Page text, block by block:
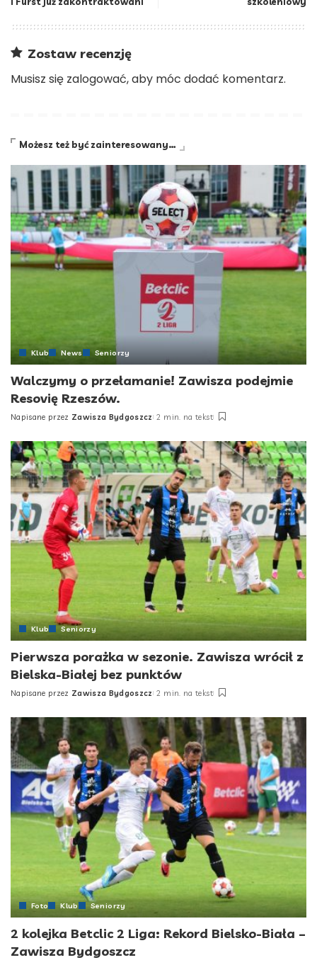
Zostaw recenzję
Musisz się zalogować, aby móc dodać komentarz.
Możesz też być zainteresowany…
Klub News Seniorzy
Walczymy o przełamanie! Zawisza podejmie
Resovię Rzeszów.
Posted
Napisane przez Zawisza Bydgoszcz 2 min. na tekst
Klub Seniorzy
Pierwsza porażka w sezonie. Zawisza wrócił z
Bielska-Białej bez punktów
Posted
Napisane przez Zawisza Bydgoszcz 2 min. na tekst
Foto Klub Seniorzy
2 kolejka Betclic 2 Liga: Rekord Bielsko-Biała –
Zawisza Bydgoszcz